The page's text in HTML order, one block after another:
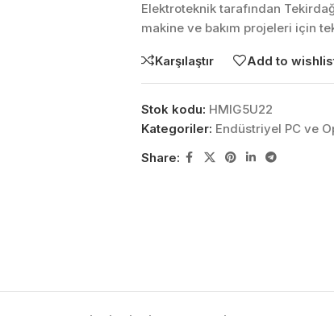
Elektroteknik tarafından
makine ve bakım projeleri için
Karşılaştır Add to
Stok kodu: HMIG5U22
Kategoriler: Endüstriyel PC ve
Share: